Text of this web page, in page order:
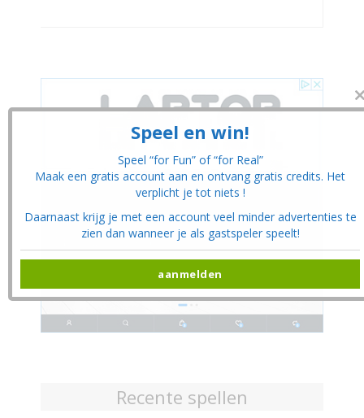
Recente spellen
Speel en win!
Speel “for Fun” of “for Real”
Maak een gratis account aan en ontvang gratis credits. Het
verplicht je tot niets !
Daarnaast krijg je met een account veel minder advertenties te
zien dan wanneer je als gastspeler speelt!
aanmelden